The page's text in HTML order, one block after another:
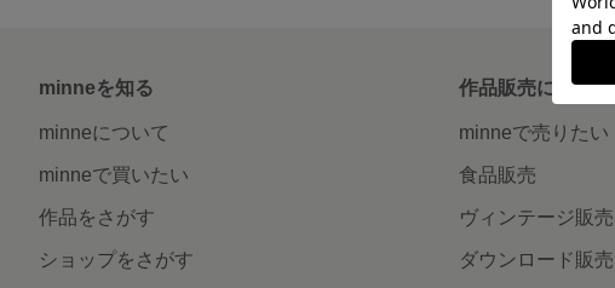
minneを知る
minneについて
minneで買いたい
作品をさがす
ショップをさがす
作品販売について
minneで売りたい
食品販売
ヴィンテージ販売
ダウンロード販売